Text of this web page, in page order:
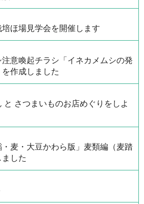
培ほ場見学会を開催します
意喚起チラシ「イネカメムシの発
作成しました
と さつまいものお店めぐりをしよ
麦・大豆かわら版」麦類編（麦踏
した